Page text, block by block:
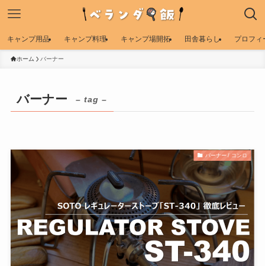
キャンプ用品 キャンプ料理 キャンプ場開拓 田舎暮らし プロフィ
ホーム バーナー
バーナー – tag –
バーナー / コンロ